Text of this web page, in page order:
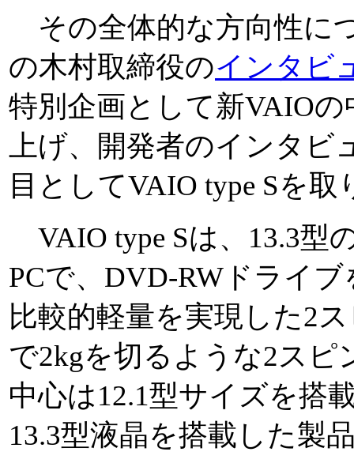
その全体的な方向性に
の木村取締役のインタビ
特別企画として新VAIO
上げ、開発者のインタ
目としてVAIO type Sを取
VAIO type Sは、13.3型
PCで、DVD-RWドライ
比較的軽量を実現した2
で2kgを切るような2スピ
中心は12.1型サイズを搭
13.3型液晶を搭載した製